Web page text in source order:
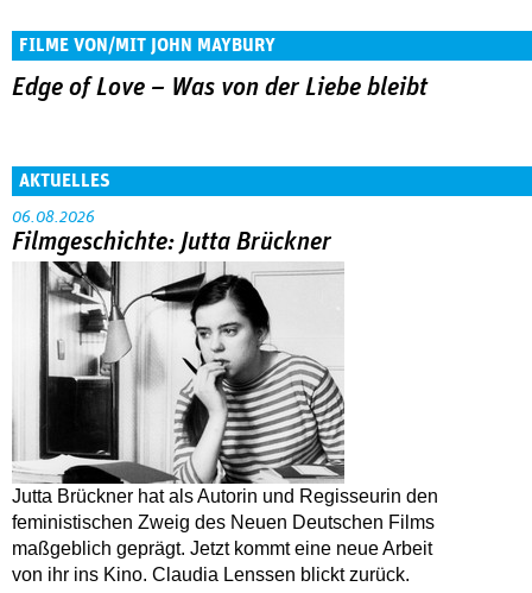
FILME VON/MIT JOHN MAYBURY
Edge of Love – Was von der Liebe bleibt
AKTUELLES
06.08.2026
Filmgeschichte: Jutta Brückner
Jutta Brückner hat als Autorin und Regisseurin den
feministischen Zweig des Neuen Deutschen Films
maßgeblich geprägt. Jetzt kommt eine neue Arbeit
von ihr ins Kino. Claudia Lenssen blickt zurück.